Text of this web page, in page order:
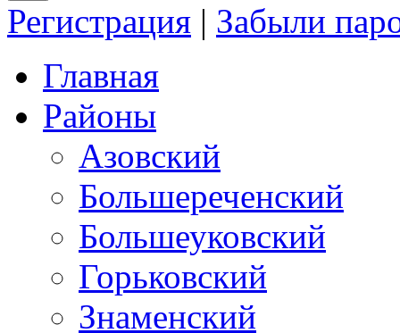
Регистрация | Забыли
Главная
Районы
Азовский
Большереченский
Большеуковский
Горьковский
Знаменский